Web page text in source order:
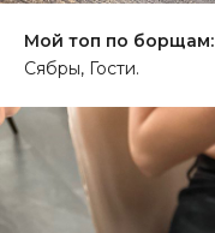
Мой топ по борщам:
Сябры, Гости.